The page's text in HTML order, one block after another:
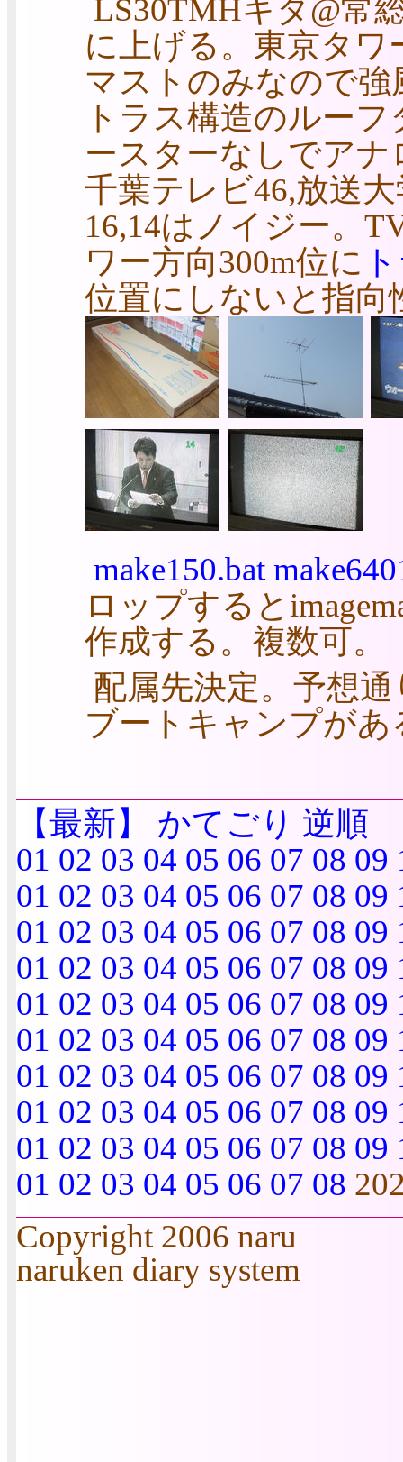
LS30TMHキタ@常
に上げる。東京タワ
マストのみなので
トラス構造のルー
ースターなしでア
千葉テレビ46,放送
16,14はノイジー。
ワー方向300m位に
位置にしないと指向
make150.bat
ロップすると
作成する。複数可。
配属先決定。予想
ブートキャンプが
【最新】 かてごり 逆順
01 02 03 04 05 06 07 08 09
01 02 03 04 05 06 07 08 09
01 02 03 04 05 06 07 08 09
01 02 03 04 05 06 07 08 09
01 02 03 04 05 06 07 08 09
01 02 03 04 05 06 07 08 09
01 02 03 04 05 06 07 08 09
01 02 03 04 05 06 07 08 09
01 02 03 04 05 06 07 08 09
01 02 03 04 05 06 07 08
Copyright 2006 naru
naruken diary system